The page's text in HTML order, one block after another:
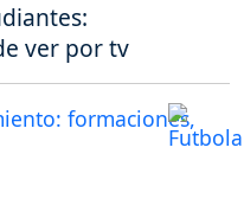
ver por tv